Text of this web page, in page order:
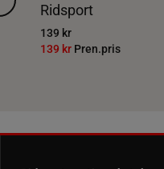
Ridsport
139 kr
139 kr Pren.pris